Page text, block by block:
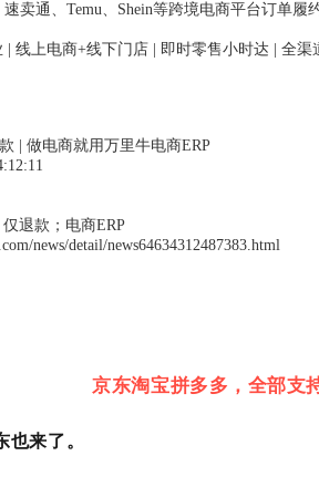
速卖通、Temu、Shein等跨境电商平台订单履
| 线上电商+线下门店 | 即时零售小时达 | 全渠
| 做电商就用万里牛电商ERP
退款；电商ERP
news/detail/news64634312487383.html
多多，全部支持仅
也来了。